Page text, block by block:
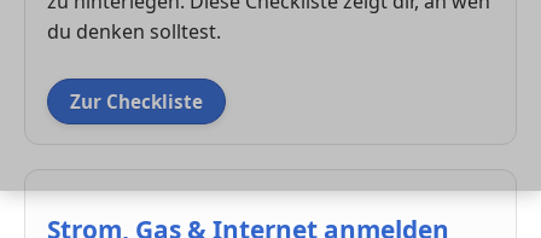
du denken solltest.
Zur Checkliste
Strom, Gas & Internet anmelden